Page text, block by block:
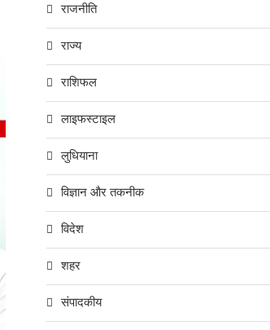
राजनीति
राज्य
राशिफल
लाइफस्टाइल
लुधियाना
विज्ञान और तकनीक
विदेश
शहर
संपादकीय